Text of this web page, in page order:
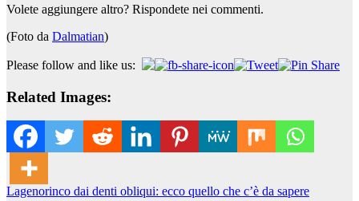
Volete aggiungere altro? Rispondete nei commenti.
(Foto da Dalmatian)
Please follow and like us:
Related Images:
Navigazione
Lagenorinco dai denti obliqui: ecco quello che c’è da sapere